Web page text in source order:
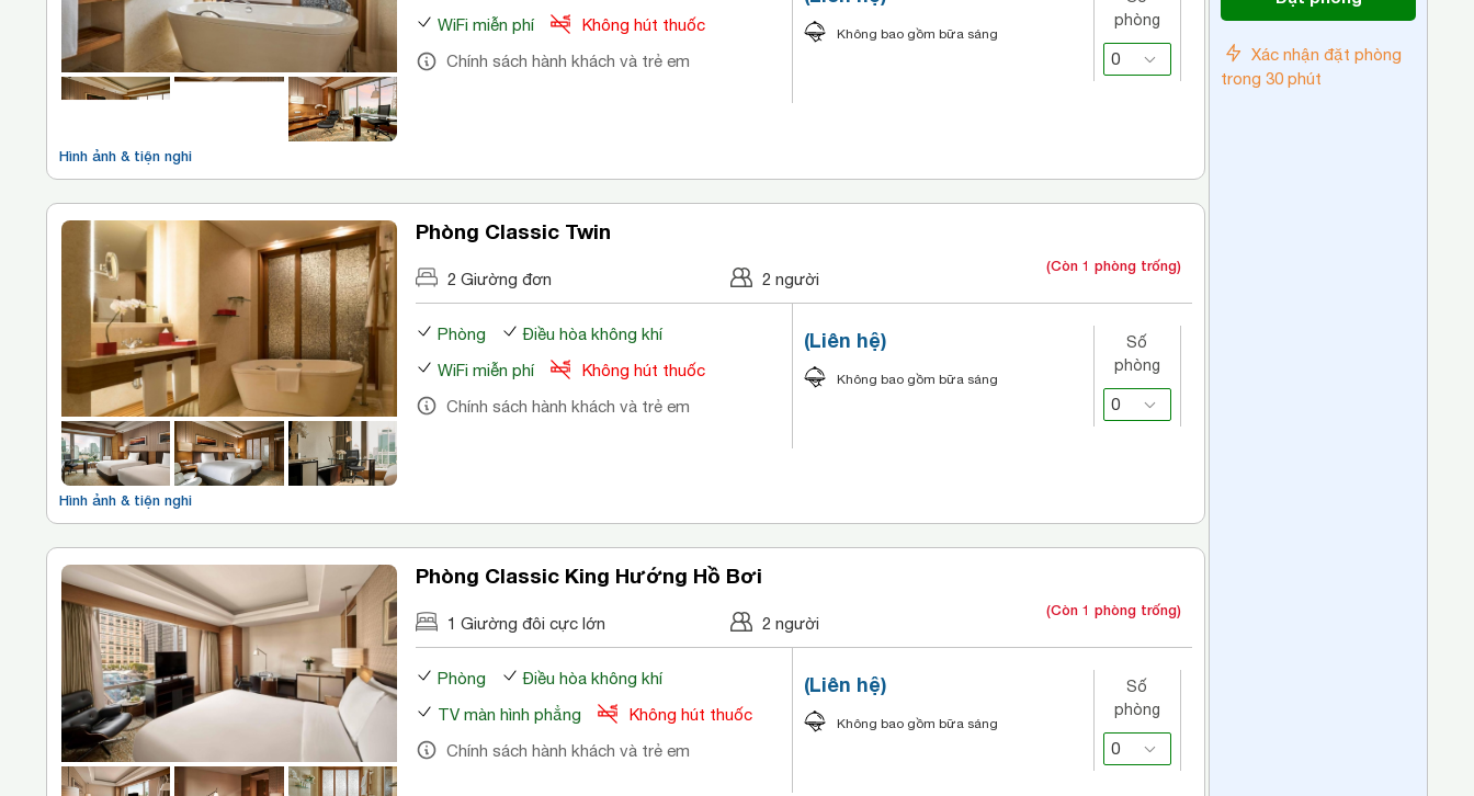
Hình ảnh & tiện nghi
WiFi miễn phí
Không hút thuốc
Chính sách hành khách và trẻ em
Không bao gồm bữa sáng
phòng
Hình ảnh & tiện nghi
Phòng Classic Twin
2 Giường đơn 2 người
(Còn 1 phòng trống)
Phòng
Điều hòa không khí
WiFi miễn phí
Không hút thuốc
Chính sách hành khách và trẻ em
(Liên hệ)
Không bao gồm bữa sáng
Số
phòng
Phòng Classic King Hướng Hồ Bơi
1 Giường đôi cực lớn 2 người
(Còn 1 phòng trống)
Phòng
Điều hòa không khí
TV màn hình phẳng
Không hút thuốc
Chính sách hành khách và trẻ em
(Liên hệ)
Không bao gồm bữa sáng
Số
phòng
Xác nhận đặt phòng
trong 30 phút